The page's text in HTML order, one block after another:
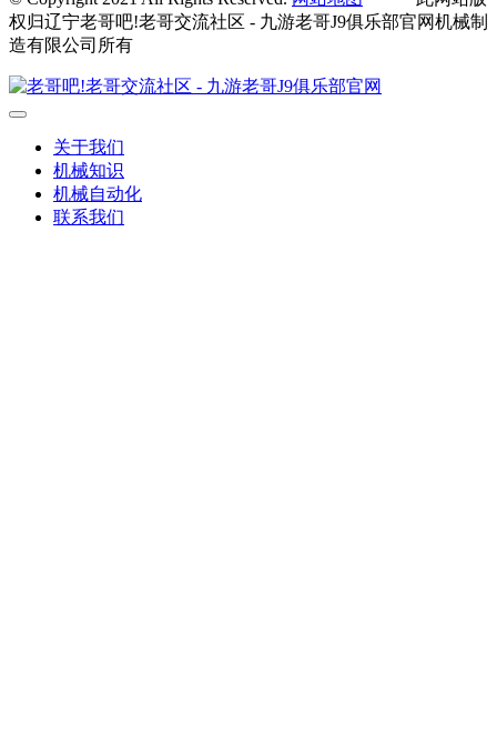
权归辽宁老哥吧!老哥交流社区 - 九游老哥J9俱乐部官网机械制
造有限公司所有
关于我们
机械知识
机械自动化
联系我们